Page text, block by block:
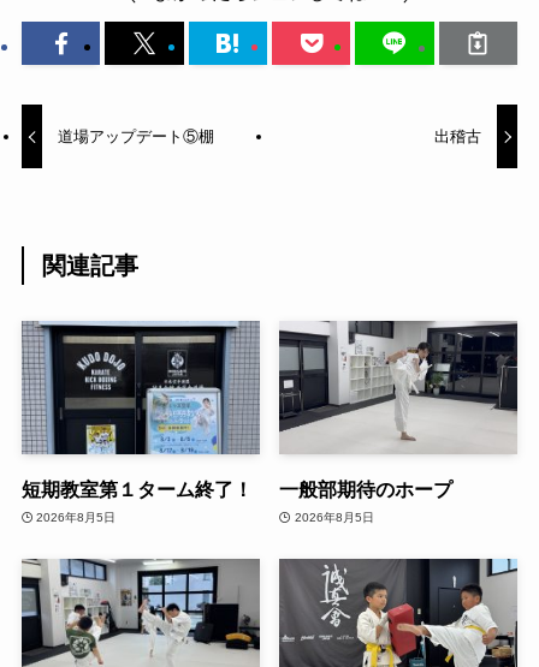
道場アップデート⑤棚 出稽古
関連記事
短期教室第１ターム終了！
2026年8月5日
一般部期待のホープ
2026年8月5日